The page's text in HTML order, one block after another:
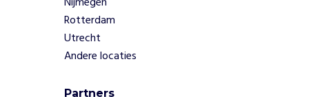
Rotterdam
Utrecht
Andere locaties
Partners